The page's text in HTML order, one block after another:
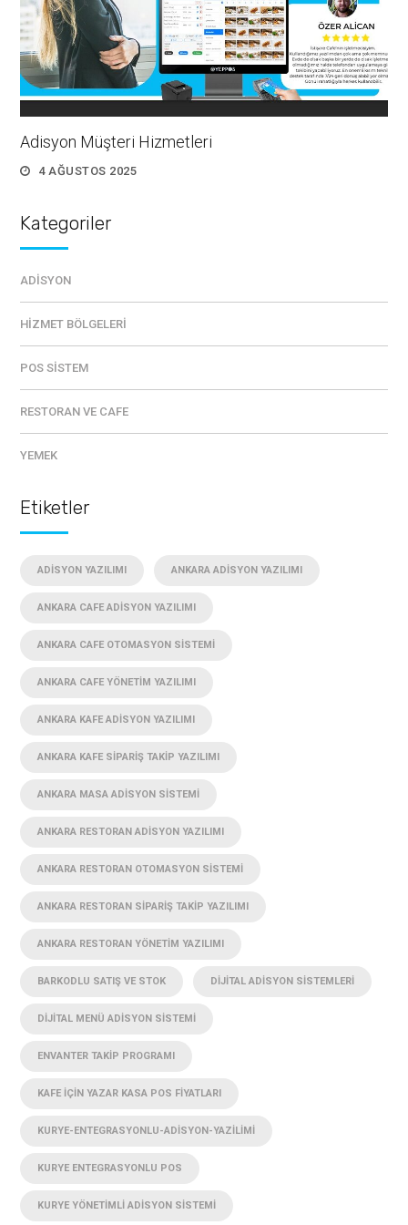
Adisyon Müşteri Hizmetleri
4 AĞUSTOS 2025
Kategoriler
ADISYON
HIZMET BÖLGELERI
POS SISTEM
RESTORAN VE CAFE
YEMEK
Etiketler
ADISYON YAZILIMI ANKARA ADISYON YAZILIMI
ANKARA CAFE ADISYON YAZILIMI
ANKARA CAFE OTOMASYON SISTEMI
ANKARA CAFE YÖNETIM YAZILIMI
ANKARA KAFE ADISYON YAZILIMI
ANKARA KAFE SIPARIŞ TAKIP YAZILIMI
ANKARA MASA ADISYON SISTEMI
ANKARA RESTORAN ADISYON YAZILIMI
ANKARA RESTORAN OTOMASYON SISTEMI
ANKARA RESTORAN SIPARIŞ TAKIP YAZILIMI
ANKARA RESTORAN YÖNETIM YAZILIMI
BARKODLU SATIŞ VE STOK DIJITAL ADISYON SISTEMLERI
DIJITAL MENÜ ADISYON SISTEMI
ENVANTER TAKIP PROGRAMI
KAFE IÇIN YAZAR KASA POS FIYATLARI
KURYE-ENTEGRASYONLU-ADISYON-YAZILIMI
KURYE ENTEGRASYONLU POS
KURYE YÖNETIMLI ADISYON SISTEMI